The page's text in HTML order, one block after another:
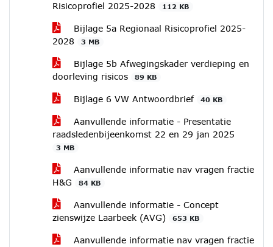
Risicoprofiel 2025-2028
112 KB
Bijlage 5a Regionaal Risicoprofiel 2025-
2028
3 MB
Bijlage 5b Afwegingskader verdieping en
doorleving risicos
89 KB
Bijlage 6 VW Antwoordbrief 40 KB
Aanvullende informatie - Presentatie
raadsledenbijeenkomst 22 en 29 jan 2025
3 MB
Aanvullende informatie nav vragen fractie
H&G
84 KB
Aanvullende informatie - Concept
zienswijze Laarbeek (AVG)
653 KB
Aanvullende informatie nav vragen fractie